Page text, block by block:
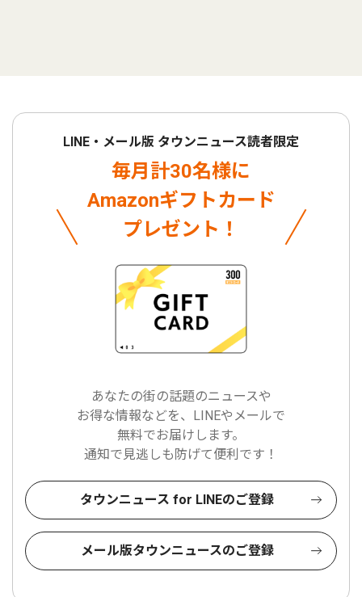
LINE・メール版 タウンニュース読者限定
毎月計30名様に
Amazonギフトカード
プレゼント！
あなたの街の話題のニュースや
お得な情報などを、LINEやメールで
無料でお届けします。
通知で見逃しも防げて便利です！
タウンニュース for LINEのご登録
メール版タウンニュースのご登録